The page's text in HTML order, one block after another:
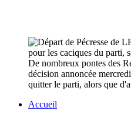
De nombreux pontes des
décision annoncée
quitter le parti, alors que
Accueil